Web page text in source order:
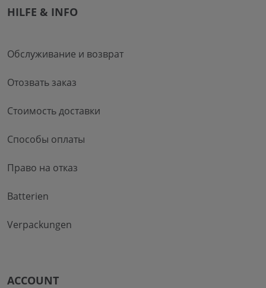
HILFE & INFO
Обслуживание и возврат
Отозвать заказ
Стоимость доставки
Способы оплаты
Право на отказ
Batterien
Verpackungen
ACCOUNT